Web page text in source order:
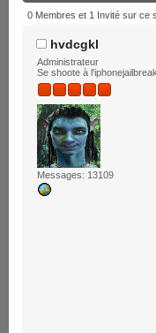
0 Membres et 1 Invité sur ce
hvdcgkl
Administrateur
Se shoote à
Messages: 13109